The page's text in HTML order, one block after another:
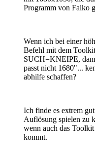
Programm von Falko
Wenn ich bei einer
Befehl mit dem
SUCH=KNEIPE,
passt nicht 1680"...
abhilfe schaffen?
Ich finde es extrem
Auflösung spielen zu
wenn auch das
kommt.